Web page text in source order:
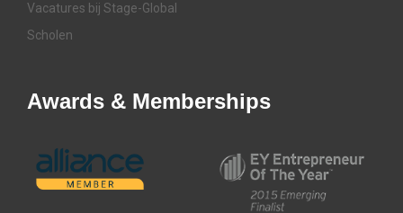
Vacatures bij Stage-Global
Scholen
Awards & Memberships